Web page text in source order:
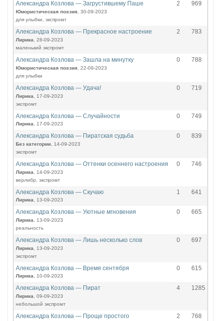
Александра Козлова — Загрустившему Паше
Юмористическая поэзия , 30-09-2023
для улыбки, экспромт
2 969
Александра Козлова — Прекрасное настроение
Лирика , 28-09-2023
маленький экспромт
2 783
Александра Козлова — Зашла на минутку
Юмористическая поэзия , 22-09-2023
для улыбки
0 788
Александра Козлова — Удача!
Лирика , 17-09-2023
экспромт
0 719
Александра Козлова — Случайности
Лирика , 17-09-2023
0 749
Александра Козлова — Пиратская судьба
Без категории , 14-09-2023
экспромт
0 839
Александра Козлова — Оттенки осеннего настроения
Лирика , 14-09-2023
верлибр, экспромт
0 746
Александра Козлова — Скучаю
Лирика , 13-09-2023
1 641
Александра Козлова — Уютные мгновения
Лирика , 13-09-2023
реальность
0 665
Александра Козлова — Лишь несколько слов
Лирика , 13-09-2023
экспромт
0 697
Александра Козлова — Время сентября
Лирика , 10-09-2023
0 615
Александра Козлова — Пират
Лирика , 09-09-2023
небольшой экспромт
4 1285
Александра Козлова — Проще простого 2 768